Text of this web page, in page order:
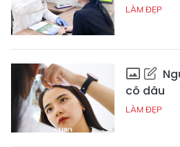
LÀM ĐẸP
cô dâu
LÀM ĐẸP